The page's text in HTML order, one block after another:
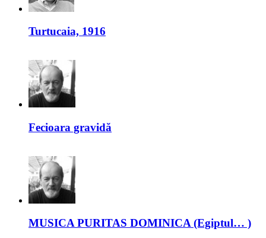
Turtucaia, 1916
Fecioara gravidă
MUSICA PURITAS DOMINICA (Egiptul… )